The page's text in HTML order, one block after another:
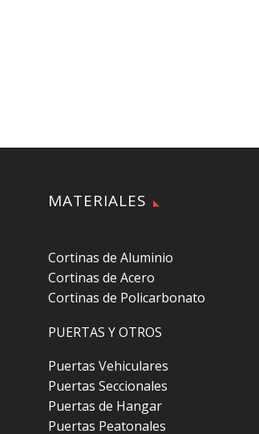
MATERIALES
Cortinas de Aluminio
Cortinas de Acero
Cortinas de Policarbonato
PUERTAS Y OTROS
Puertas Vehiculares
Puertas Seccionales
Puertas de Hangar
Puertas Peatonales